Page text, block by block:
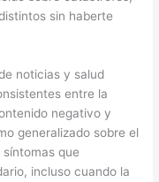
sin haberte
noticias y salud
entre la
negativo y
generalizado sobre el
que
incluso cuando la